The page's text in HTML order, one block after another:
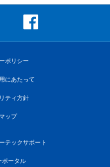
ポリシー
にあたって
ティ方針
ップ
テックサポート
ポータル